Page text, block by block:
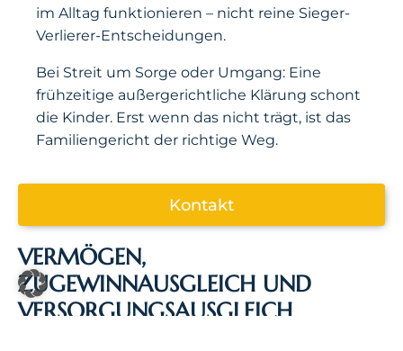
im Alltag funktionieren – nicht reine Sieger-
Verlierer-Entscheidungen.
Bei Streit um Sorge oder Umgang: Eine
frühzeitige außergerichtliche Klärung schont
die Kinder. Erst wenn das nicht trägt, ist das
Familiengericht der richtige Weg.
Kontakt
VERMÖGEN,
ZUGEWINNAUSGLEICH UND
VERSORGUNGSAUSGLEICH